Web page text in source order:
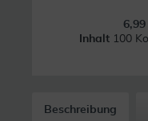
6,99
Inhalt 100
Beschreibung